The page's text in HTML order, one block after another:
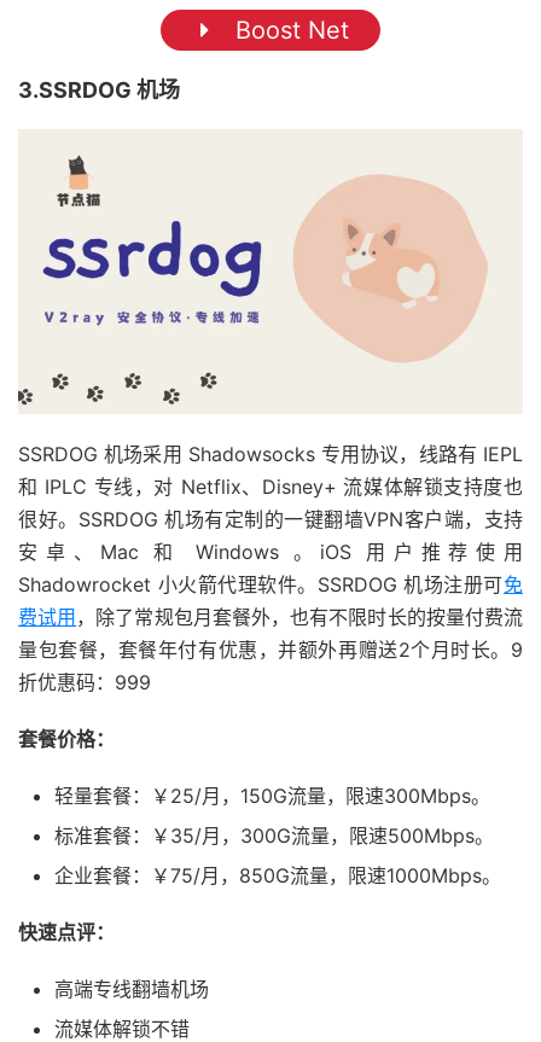
Boost Net
3.SSRDOG 机场
SSRDOG 机场采用 Shadowsocks 专用协议，线路有 IEPL
和 IPLC 专线，对 Netflix、Disney+ 流媒体解锁支持度也
很好。SSRDOG 机场有定制的一键翻墙VPN客户端，支持
安卓、Mac 和 Windows 。iOS 用户推荐使用
Shadowrocket 小火箭代理软件。SSRDOG 机场注册可免
费试用，除了常规包月套餐外，也有不限时长的按量付费流
量包套餐，套餐年付有优惠，并额外再赠送2个月时长。9
折优惠码：999
套餐价格：
轻量套餐：￥25/月，150G流量，限速300Mbps。
标准套餐：￥35/月，300G流量，限速500Mbps。
企业套餐：￥75/月，850G流量，限速1000Mbps。
快速点评：
高端专线翻墙机场
流媒体解锁不错